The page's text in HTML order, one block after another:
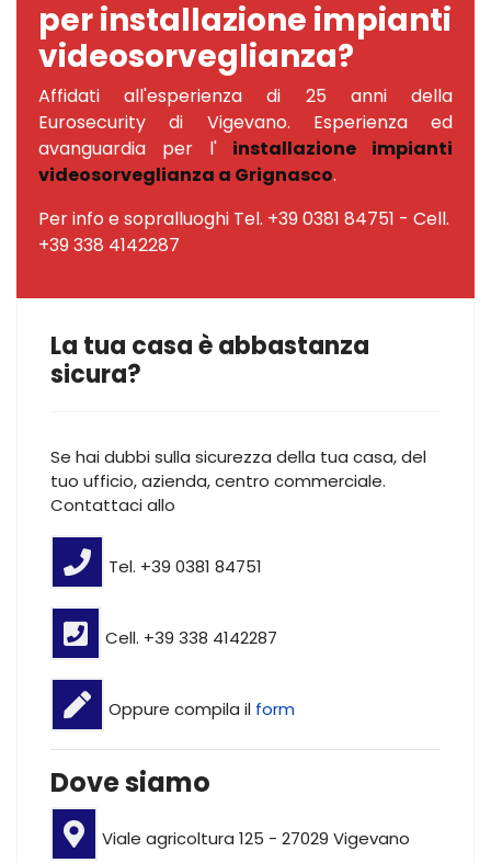
per installazione impianti
videosorveglianza?
Affidati all'esperienza di 25 anni della
Eurosecurity di Vigevano. Esperienza ed
avanguardia per l' installazione impianti
videosorveglianza a Grignasco.
Per info e sopralluoghi Tel. +39 0381 84751 - Cell.
+39 338 4142287
La tua casa è abbastanza
sicura?
Se hai dubbi sulla sicurezza della tua casa, del
tuo ufficio, azienda, centro commerciale.
Contattaci allo
Tel. +39 0381 84751
Cell. +39 338 4142287
Oppure compila il form
Dove siamo
Viale agricoltura 125 - 27029 Vigevano